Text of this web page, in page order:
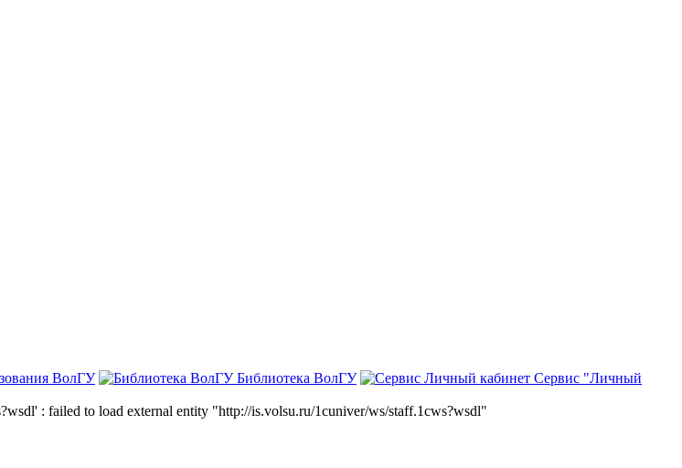
ВолГУ Библиотека ВолГУ
Сервис "Личный
: failed to load external entity "http://is.volsu.ru/1cuniver/ws/staff.1cws?wsdl"